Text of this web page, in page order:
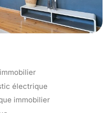
électrique
immobilier